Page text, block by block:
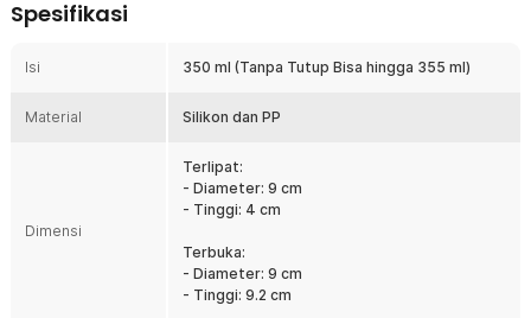
hingga ukuran kecil sehingga sangat hemat tempat di tas atau
dan digunakan hanya dalam hitungan detik tanpa alat tambahan.
Desain gelas lipat traveling ini sangat ideal bagi pengguna yang
saat beraktivitas di alam bebas.
Menggunakan silikon food grade berkualitas tinggi yang
dikombinasikan dengan material PP pada bagian mulut gelas,
produk ini aman untuk kesehatan dan bebas bau. Sebagai gelas
silikon anti karat, materialnya tidak bereaksi terhadap air panas
maupun dingin serta tidak mudah rusak. Permukaan gelas lipat
silikon camping ini juga mudah dibersihkan dan tidak menyerap
aroma, sehingga cocok untuk berbagai jenis minuman.
Spesifikasi
Isi 350 ml (Tanpa Tutup Bisa hingga 355 ml)
Material Silikon dan PP
Dimensi
Terlipat:
- Diameter: 9 cm
- Tinggi: 4 cm
Terbuka:
- Diameter: 9 cm
- Tinggi: 9.2 cm